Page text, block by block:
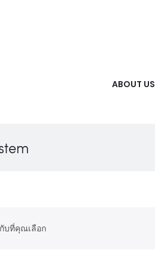
ABOUT US
บที่คุณเลือก